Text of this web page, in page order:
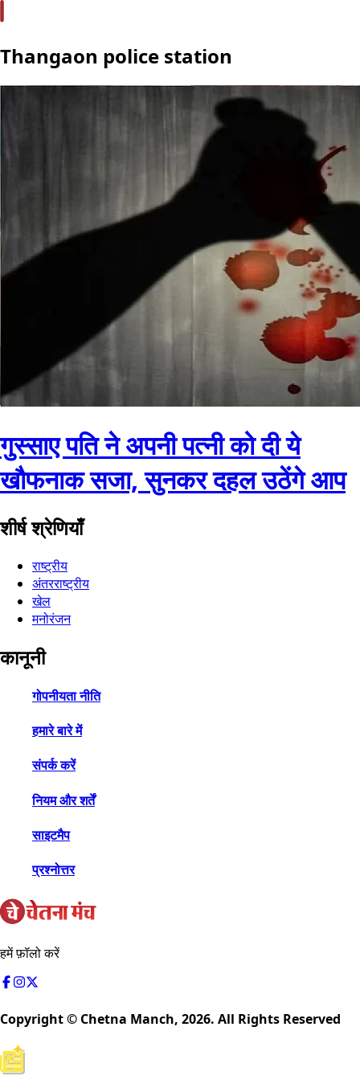
Thangaon police station
गुस्साए पति ने अपनी पत्नी को दी ये
खौफनाक सजा, सुनकर दहल उठेंगे आप
शीर्ष श्रेणियाँ
राष्ट्रीय
अंतरराष्ट्रीय
खेल
मनोरंजन
कानूनी
गोपनीयता नीति
हमारे बारे में
संपर्क करें
नियम और शर्तें
साइटमैप
प्रश्नोत्तर
हमें फ़ॉलो करें
Copyright © Chetna Manch, 2026. All Rights Reserved